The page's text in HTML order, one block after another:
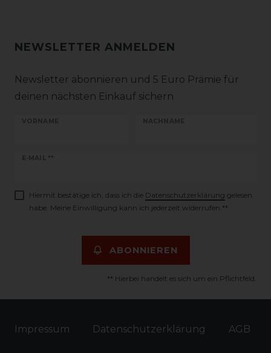
NEWSLETTER ANMELDEN
Newsletter abonnieren und 5 Euro Prämie für
deinen nächsten Einkauf sichern
VORNAME NACHNAME
E-MAIL **
Newsletter
Hiermit bestätige ich, dass ich die Daten­schutz­erklärung gelesen
habe. Meine Einwilligung kann ich jederzeit widerrufen.**
ABONNIEREN
** Hierbei handelt es sich um ein Pflichtfeld.
Impressum Daten­schutz­erklärung AGB